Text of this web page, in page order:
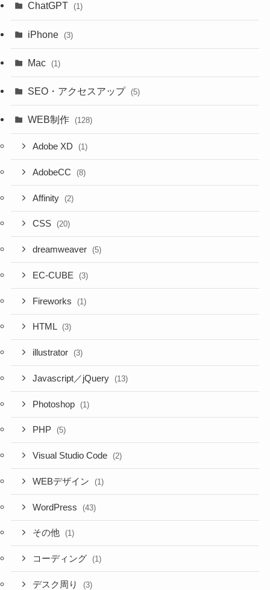
ChatGPT (1)
iPhone (3)
Mac (1)
SEO・アクセスアップ (5)
WEB制作 (128)
Adobe XD (1)
AdobeCC (8)
Affinity (2)
CSS (20)
dreamweaver (5)
EC-CUBE (3)
Fireworks (1)
HTML (3)
illustrator (3)
Javascript／jQuery (13)
Photoshop (1)
PHP (5)
Visual Studio Code (2)
WEBデザイン (1)
WordPress (43)
その他 (1)
コーディング (1)
デスク周り (3)